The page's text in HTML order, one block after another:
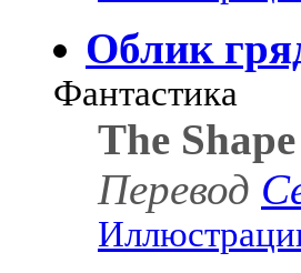
Облик
Фантастика
The
Перевод